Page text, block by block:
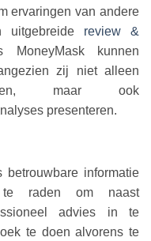
ervaringen van andere
uitgebreide review &
kunnen
zij niet alleen
maar ook
presenteren.
betrouwbare informatie
raden om naast
advies in te
te doen alvorens te